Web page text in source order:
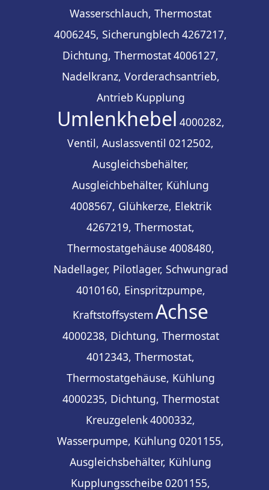
Wasserschlauch, Thermostat
4006245, Sicherungblech 4267217,
Dichtung, Thermostat4006127,
Nadelkranz, Vorderachsantrieb,
Antrieb Kupplung
Umlenkhebel 4000282,
Ventil, Auslassventil 0212502,
Ausgleichsbehälter,
Ausgleichbehälter, Kühlung
4008567, Glühkerze, Elektrik
4267219, Thermostat,
Thermostatgehäuse 4008480,
Nadellager, Pilotlager, Schwungrad
4010160, Einspritzpumpe,
Kraftstoffsystem Achse
4000238, Dichtung, Thermostat
4012343, Thermostat,
Thermostatgehäuse, Kühlung
4000235, Dichtung, Thermostat
Kreuzgelenk4000332,
Wasserpumpe, Kühlung 0201155,
Ausgleichsbehälter, Kühlung
Kupplungsscheibe 0201155,